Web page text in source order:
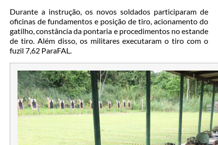
Durante a instrução, os novos soldados participaram de
oficinas de fundamentos e posição de tiro, acionamento do
gatilho, constância da pontaria e procedimentos no estande
de tiro. Além disso, os militares executaram o tiro com o
fuzil 7,62 ParaFAL.